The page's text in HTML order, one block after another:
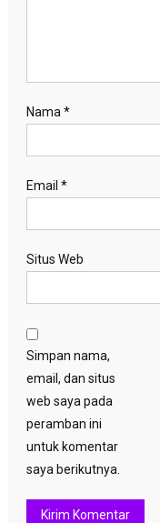
Nama *
Email *
Situs Web
Simpan nama,
email, dan situs
web saya pada
peramban ini
untuk komentar
saya berikutnya.